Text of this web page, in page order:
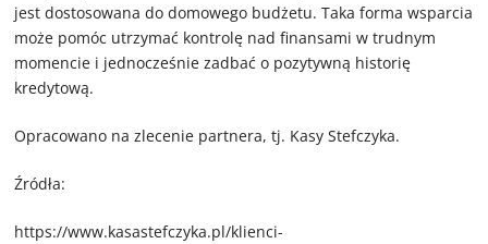
jest dostosowana do domowego budżetu. Taka forma wsparcia
może pomóc utrzymać kontrolę nad finansami w trudnym
momencie i jednocześnie zadbać o pozytywną historię
kredytową.
Opracowano na zlecenie partnera, tj. Kasy Stefczyka.
Źródła:
https://www.kasastefczyka.pl/klienci-